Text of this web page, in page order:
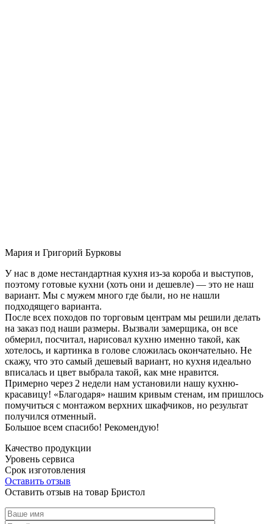
Мария и Григорий Бурковы
У нас в доме нестандартная кухня из-за короба и выступов,
поэтому готовые кухни (хоть они и дешевле) — это не наш
вариант. Мы с мужем много где были, но не нашли
подходящего варианта.
После всех походов по торговым центрам мы решили делать
на заказ под наши размеры. Вызвали замерщика, он все
обмерил, посчитал, нарисовал кухню именно такой, как
хотелось, и картинка в голове сложилась окончательно. Не
скажу, что это самый дешевый вариант, но кухня идеально
вписалась и цвет выбрала такой, как мне нравится.
Примерно через 2 недели нам установили нашу кухню-
красавицу! «Благодаря» нашим кривым стенам, им пришлось
помучиться с монтажом верхних шкафчиков, но результат
получился отменный.
Большое всем спасибо! Рекомендую!
Качество продукции
Уровень сервиса
Срок изготовления
Оставить отзыв
Оставить отзыв на товар Бристол